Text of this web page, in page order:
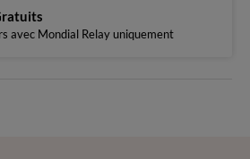
avec Mondial Relay uniquement